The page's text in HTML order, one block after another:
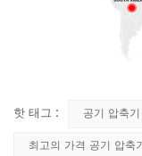
핫 태그 : 공기 압축
최고의 가격 공기 압축